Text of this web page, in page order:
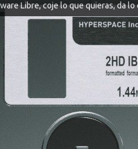
Libre, coje lo que quieras, da lo